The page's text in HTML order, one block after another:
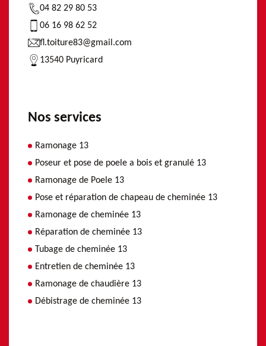
04 82 29 80 53
06 16 98 62 52
fl.toiture83@gmail.com
13540 Puyricard
Nos services
Ramonage 13
Poseur et pose de poele a bois et granulé 13
Ramonage de Poele 13
Pose et réparation de chapeau de cheminée 13
Ramonage de cheminée 13
Réparation de cheminée 13
Tubage de cheminée 13
Entretien de cheminée 13
Ramonage de chaudière 13
Débistrage de cheminée 13